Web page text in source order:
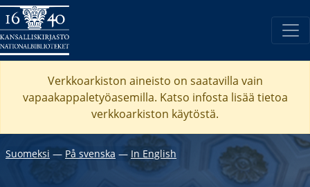
Verkkoarkiston aineisto on saatavilla vain
vapaakappaletyöasemilla. Katso infosta lisää tietoa
verkkoarkiston käytöstä.
Suomeksi ― På svenska ― In English